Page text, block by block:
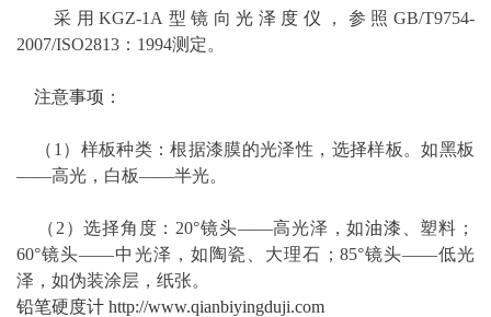
采用KGZ-1A型镜向光泽度仪
，参照GB/T9754-
2007/ISO2813：1994测定。
注意事项 ：
（1）样板种类：根据漆膜的光泽性，选择样板。如黑板
——高光，白板——半光。
（2）选择角度：20°镜头——高光泽，如油漆
、塑料；
60°镜头——中光泽，如陶瓷、大理石；85°镜头——低光
泽，如伪装涂层，纸张。
铅笔硬度计 http://www.qianbiyingduji.com